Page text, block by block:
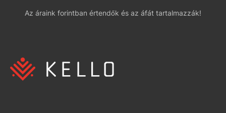
Az áraink forintban értendők és az áfát tartalmazzák!